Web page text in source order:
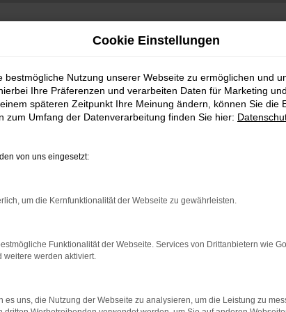
bestimmter Seiten verhindern. Funktioniert die
beheben.
auf dem neuesten Stand sind.
Cookie Einstellungen
bestmögliche Nutzung unserer Webseite zu ermöglichen und
Ihre Präferenzen und verarbeiten Daten für Marketing
späteren Zeitpunkt Ihre Meinung ändern, können Sie die
zum Umfang der Datenverarbeitung finden Sie hier:
von uns eingesetzt:
um die Kernfunktionalität der Webseite zu gewährleisten.
Funktionalität der Webseite. Services von Drittanbietern wie
weitere werden aktiviert.
es uns, die Nutzung der Webseite zu analysieren, um die Leistung zu